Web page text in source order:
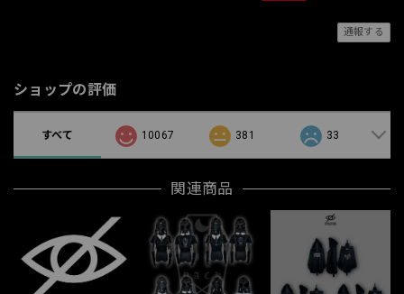
通報する
ショップの評価
すべて 10067 381 33
関連商品